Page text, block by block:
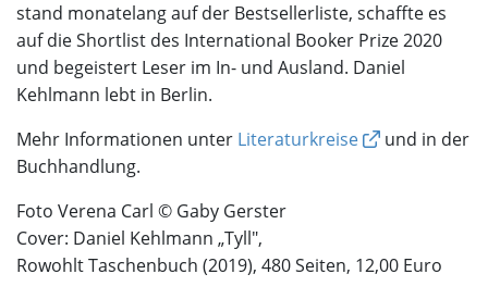
stand monatelang auf der Bestsellerliste, schaffte es
auf die Shortlist des International Booker Prize 2020
und begeistert Leser im In- und Ausland. Daniel
Kehlmann lebt in Berlin.
Mehr Informationen unter Literaturkreise
und in der
Buchhandlung.
Foto Verena Carl © Gaby Gerster
Cover: Daniel Kehlmann „Tyll",
Rowohlt Taschenbuch (2019), 480 Seiten, 12,00 Euro